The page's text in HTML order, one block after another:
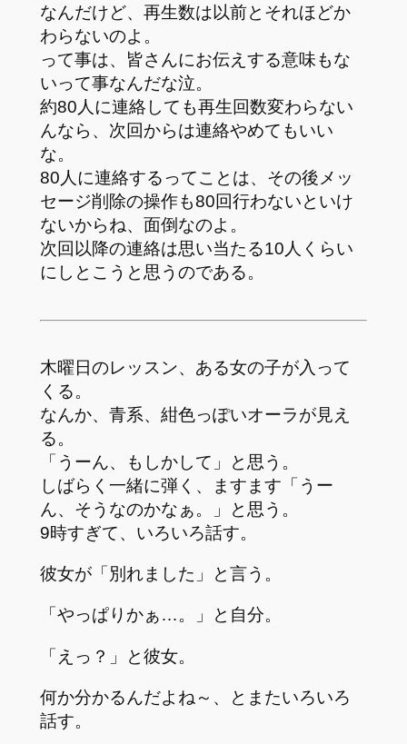
なんだけど、再生数は以前とそれほどか
わらないのよ。
って事は、皆さんにお伝えする意味もな
いって事なんだな泣。
約80人に連絡しても再生回数変わらない
んなら、次回からは連絡やめてもいい
な。
80人に連絡するってことは、その後メッ
セージ削除の操作も80回行わないといけ
ないからね、面倒なのよ。
次回以降の連絡は思い当たる10人くらい
にしとこうと思うのである。
木曜日のレッスン、ある女の子が入って
くる。
なんか、青系、紺色っぽいオーラが見え
る。
「うーん、もしかして」と思う。
しばらく一緒に弾く、ますます「うー
ん、そうなのかなぁ。」と思う。
9時すぎて、いろいろ話す。
彼女が「別れました」と言う。
「やっぱりかぁ…。」と自分。
「えっ？」と彼女。
何か分かるんだよね～、とまたいろいろ
話す。